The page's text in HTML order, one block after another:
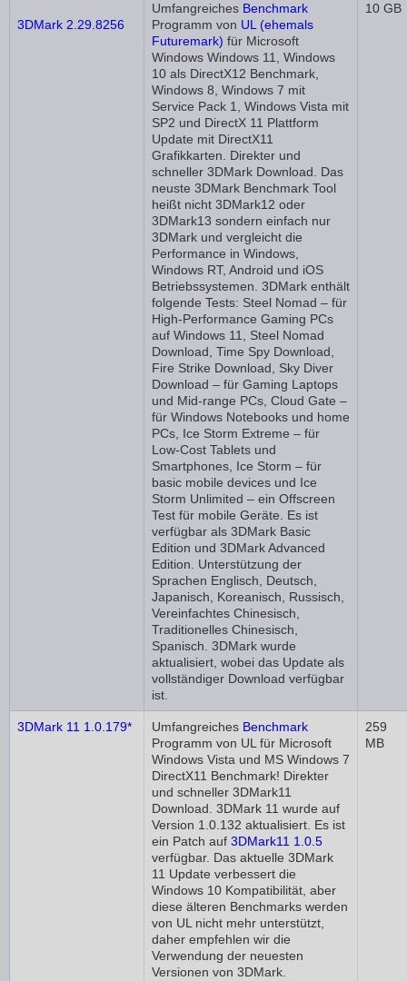
3DMark 2.29.8256
Umfangreiches Benchmark
Programm von UL (ehemals
Futuremark) für Microsoft
Windows Windows 11, Windows
10 als DirectX12 Benchmark,
Windows 8, Windows 7 mit
Service Pack 1, Windows Vista mit
SP2 und DirectX 11 Plattform
Update mit DirectX11
Grafikkarten. Direkter und
schneller 3DMark Download. Das
neuste 3DMark Benchmark Tool
heißt nicht 3DMark12 oder
3DMark13 sondern einfach nur
3DMark und vergleicht die
Performance in Windows,
Windows RT, Android und iOS
Betriebssystemen. 3DMark enthält
folgende Tests: Steel Nomad – für
High-Performance Gaming PCs
auf Windows 11, Steel Nomad
Download, Time Spy Download,
Fire Strike Download, Sky Diver
Download – für Gaming Laptops
und Mid-range PCs, Cloud Gate –
für Windows Notebooks und home
PCs, Ice Storm Extreme – für
Low-Cost Tablets und
Smartphones, Ice Storm – für
basic mobile devices und Ice
Storm Unlimited – ein Offscreen
Test für mobile Geräte. Es ist
verfügbar als 3DMark Basic
Edition und 3DMark Advanced
Edition. Unterstützung der
Sprachen Englisch, Deutsch,
Japanisch, Koreanisch, Russisch,
Vereinfachtes Chinesisch,
Traditionelles Chinesisch,
Spanisch. 3DMark wurde
aktualisiert, wobei das Update als
vollständiger Download verfügbar
ist.
10 GB
3DMark 11 1.0.179* Umfangreiches Benchmark
Programm von UL für Microsoft
Windows Vista und MS Windows 7
DirectX11 Benchmark! Direkter
und schneller 3DMark11
Download. 3DMark 11 wurde auf
Version 1.0.132 aktualisiert. Es ist
ein Patch auf 3DMark11 1.0.5
verfügbar. Das aktuelle 3DMark
11 Update verbessert die
Windows 10 Kompatibilität, aber
diese älteren Benchmarks werden
von UL nicht mehr unterstützt,
daher empfehlen wir die
Verwendung der neuesten
Versionen von 3DMark.
259
MB